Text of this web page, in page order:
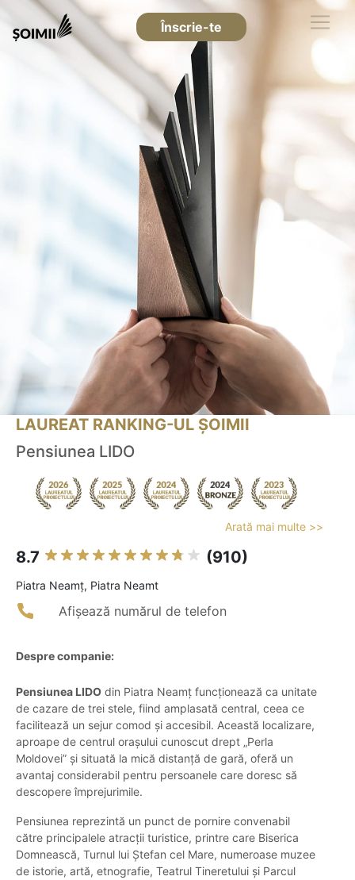
Înscrie-te
LAUREAT RANKING-UL ȘOIMII
Pensiunea LIDO
Arată mai multe >>
8.7 (910)
Piatra Neamţ, Piatra Neamt
Afișează numărul de telefon
Despre companie:
Pensiunea LIDO din Piatra Neamț funcționează ca unitate
de cazare de trei stele, fiind amplasată central, ceea ce
facilitează un sejur comod și accesibil. Această localizare,
aproape de centrul orașului cunoscut drept „Perla
Moldovei” și situată la mică distanță de gară, oferă un
avantaj considerabil pentru persoanele care doresc să
descopere împrejurimile.
Pensiunea reprezintă un punct de pornire convenabil
către principalele atracții turistice, printre care Biserica
Domnească, Turnul lui Ștefan cel Mare, numeroase muzee
de istorie, artă, etnografie, Teatrul Tineretului și Parcul